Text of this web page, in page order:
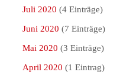
Juli 2020 (4 Einträge)
Juni 2020 (7 Einträge)
Mai 2020 (3 Einträge)
April 2020 (1 Eintrag)